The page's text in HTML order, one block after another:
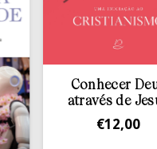
Conhecer Deus
através de Jesus
12,00